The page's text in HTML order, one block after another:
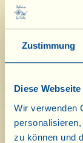
Zustimmung
Diese
Wir verwenden
zu können und
die